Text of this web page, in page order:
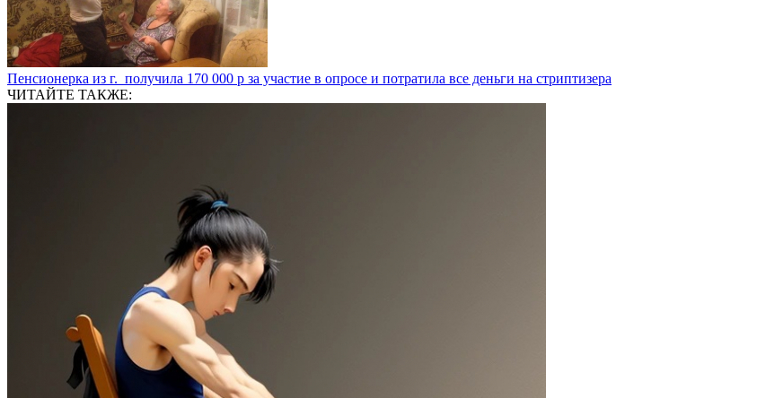
Пенсионерка из г. ⁣ получила 170 000 р за участие в опросе и потратила все деньги на стриптизера
ЧИТАЙТЕ ТАКЖЕ: